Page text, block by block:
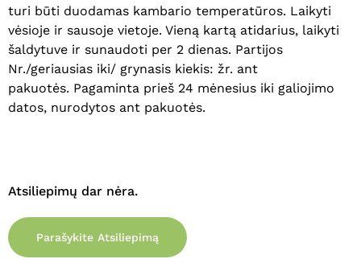
Krepšelyje nėra produktų.
Eiti Į Parduotuvę
turi būti duodamas kambario temperatūros. Laikyti
vėsioje ir sausoje vietoje. Vieną kartą atidarius, laikyti
šaldytuve ir sunaudoti per 2 dienas. Partijos
Nr./geriausias iki/ grynasis kiekis: žr. ant
pakuotės. Pagaminta prieš 24 mėnesius iki galiojimo
datos, nurodytos ant pakuotės.
Atsiliepimų dar nėra.
Parašykite Atsiliepimą